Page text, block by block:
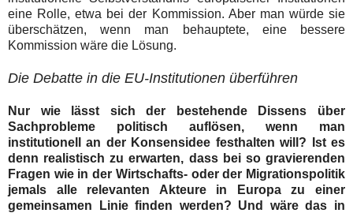
eine Rolle, etwa bei der Kommission. Aber man würde sie
überschätzen, wenn man behauptete, eine bessere
Kommission wäre die Lösung.
Die Debatte in die EU-Institutionen überführen
Nur wie lässt sich der bestehende Dissens über
Sachprobleme politisch auflösen, wenn man
institutionell an der Konsensidee festhalten will? Ist es
denn realistisch zu erwarten, dass bei so gravierenden
Fragen wie in der Wirtschafts- oder der Migrationspolitik
jemals alle relevanten Akteure in Europa zu einer
gemeinsamen Linie finden werden? Und wäre das in